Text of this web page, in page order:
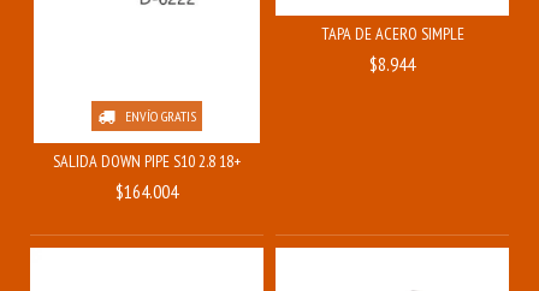
ENVÍO GRATIS
SALIDA DOWN PIPE S10 2.8 18+
$164.004
TAPA DE ACERO SIMPLE
$8.944